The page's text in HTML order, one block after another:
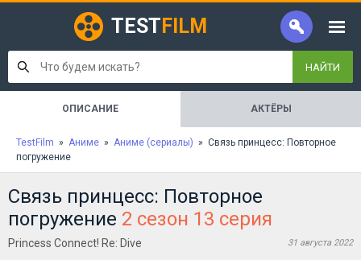
TEST FILM
НАЙТИ
ОПИСАНИЕ АКТЁРЫ
TestFilm » Аниме » Аниме (сериалы) » Связь принцесс: Повторное
погружение
Связь принцесс: Повторное
погружение 2 сезон 13 серия
Princess Connect! Re: Dive 31 августа 2022